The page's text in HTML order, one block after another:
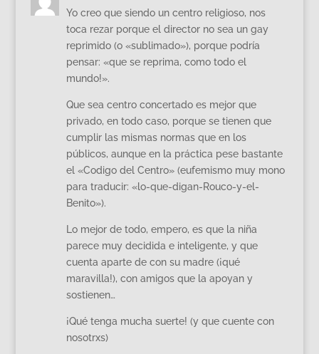
Yo creo que siendo un centro religioso, nos
toca rezar porque el director no sea un gay
reprimido (o «sublimado»), porque podría
pensar: «que se reprima, como todo el
mundo!».
Que sea centro concertado es mejor que
privado, en todo caso, porque se tienen que
cumplir las mismas normas que en los
públicos, aunque en la práctica pese bastante
el «Codigo del Centro» (eufemismo muy mono
para traducir: «lo-que-digan-Rouco-y-el-
Benito»).
Lo mejor de todo, empero, es que la niña
parece muy decidida e inteligente, y que
cuenta aparte de con su madre (¡qué
maravilla!), con amigos que la apoyan y
sostienen…
¡Qué tenga mucha suerte! (y que cuente con
nosotrxs)